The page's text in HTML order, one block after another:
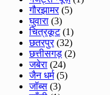
गौरझामर(5)
घुवारा (3)
चित्रकूट(1)
छतरपुर(32)
छत्तीसगड़ (2)
जबेरा (24)
जैन धर्म(5)
जॉब्स (3)